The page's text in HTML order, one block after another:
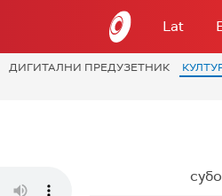
Lat
ДИГИТАЛНИ ПРЕДУЗЕТНИК